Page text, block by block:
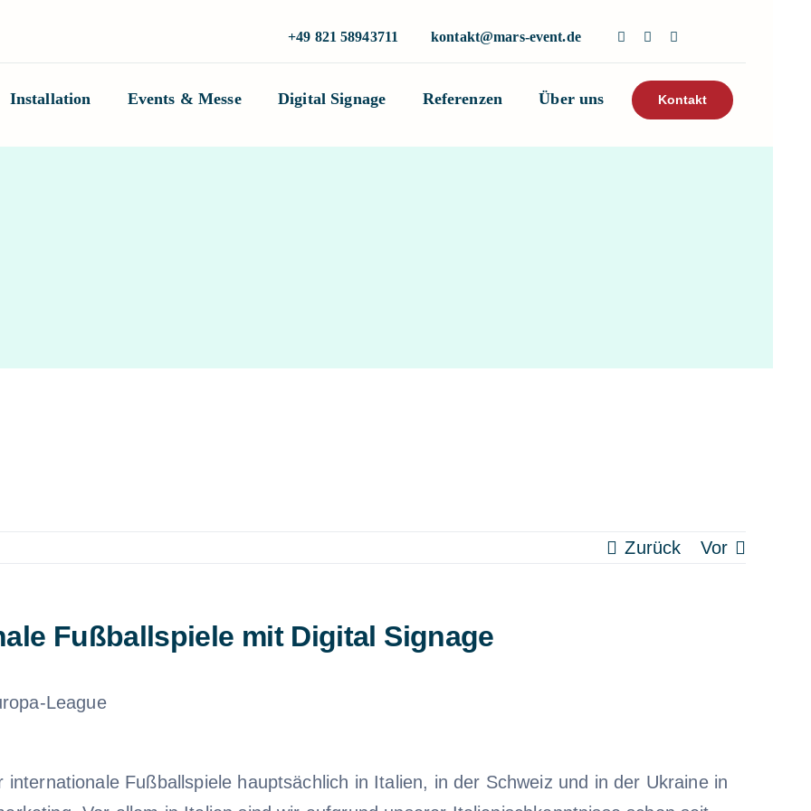
+49 821 58943711 kontakt@mars-event.de
Installation Events & Messe Digital Signage Referenzen Über uns Kontakt
Zurück Vor
Fußballspiele mit Digital Signage
League
Fußballspiele hauptsächlich in Italien, in der Schweiz und in der Ukraine in